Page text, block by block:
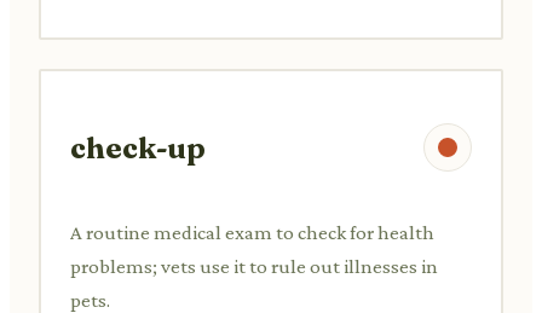
check-up
A routine medical exam to check for health
problems; vets use it to rule out illnesses in
pets.